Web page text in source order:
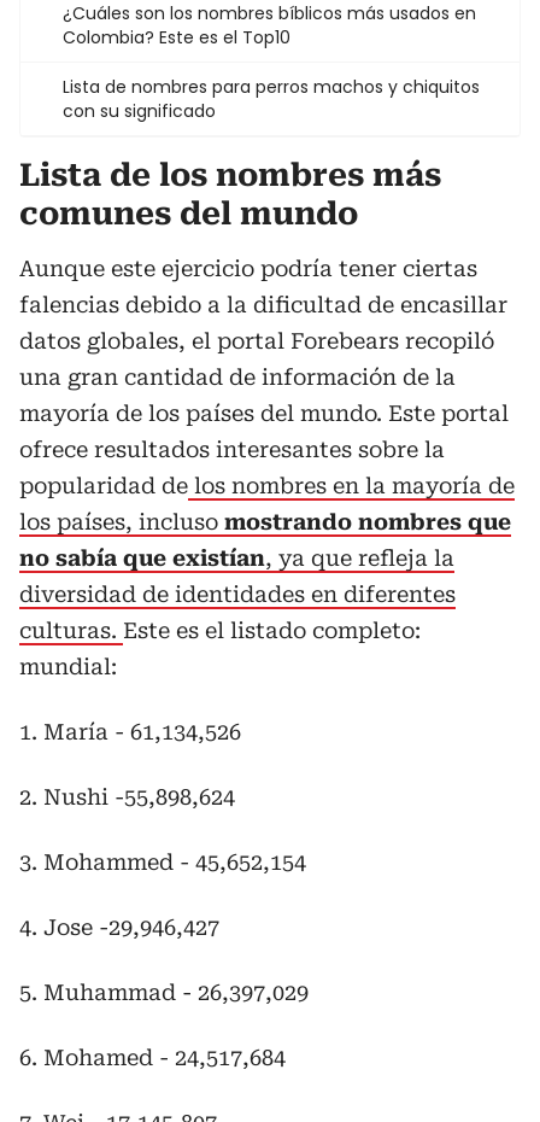
¿Cuáles son los nombres bíblicos más usados en
Colombia? Este es el Top10
Lista de nombres para perros machos y chiquitos
con su significado
Lista de los nombres más
comunes del mundo
Aunque este ejercicio podría tener ciertas
falencias debido a la dificultad de encasillar
datos globales, el portal Forebears recopiló
una gran cantidad de información de la
mayoría de los países del mundo. Este portal
ofrece resultados interesantes sobre la
popularidad de los nombres en la mayoría de
los países, incluso mostrando nombres que
no sabía que existían, ya que refleja la
diversidad de identidades en diferentes
culturas. Este es el listado completo:
mundial:
1. María - 61,134,526
2. Nushi -55,898,624
3. Mohammed - 45,652,154
4. Jose -29,946,427
5. Muhammad - 26,397,029
6. Mohamed - 24,517,684